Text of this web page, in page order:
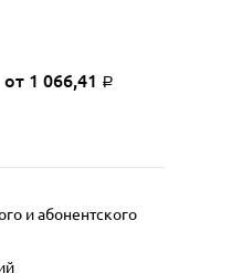
от 1 066,41 Р
и абонентского